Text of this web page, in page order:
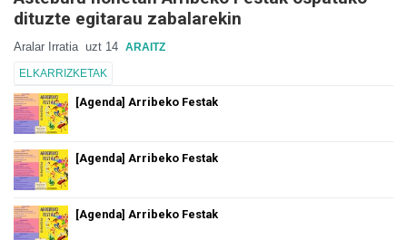
dituzte egitarau zabalarekin
Aralar Irratia uzt 14 ARAITZ
ELKARRIZKETAK
[Agenda] Arribeko Festak
[Agenda] Arribeko Festak
[Agenda] Arribeko Festak